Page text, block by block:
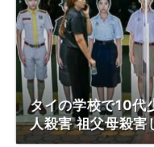
タイの学校で10代
人殺害 祖父母殺害